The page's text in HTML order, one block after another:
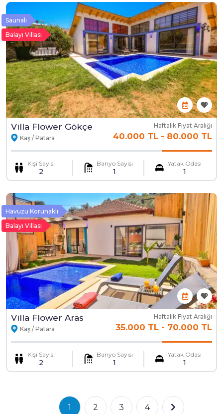
Saunalı
Balayı Villası
Villa Flower Gökçe
Kaş / Patara
Haftalık Fiyat Aralığı
40.000 TL - 80.000 TL
Kişi Sayısı
2
Banyo Sayısı
1
Yatak Odası
1
Havuzu Korunaklı
Balayı Villası
Villa Flower Aras
Kaş / Patara
Haftalık Fiyat Aralığı
35.000 TL - 70.000 TL
Kişi Sayısı
2
Banyo Sayısı
1
Yatak Odası
1
1 2 3 4